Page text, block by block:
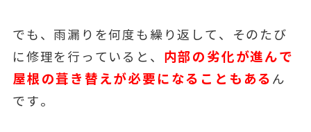
でも、雨漏りを何度も繰り返して、そのたび
に修理を行っていると、 内部の劣化が進んで
屋根の葺き替えが必要になることもある ん
です。